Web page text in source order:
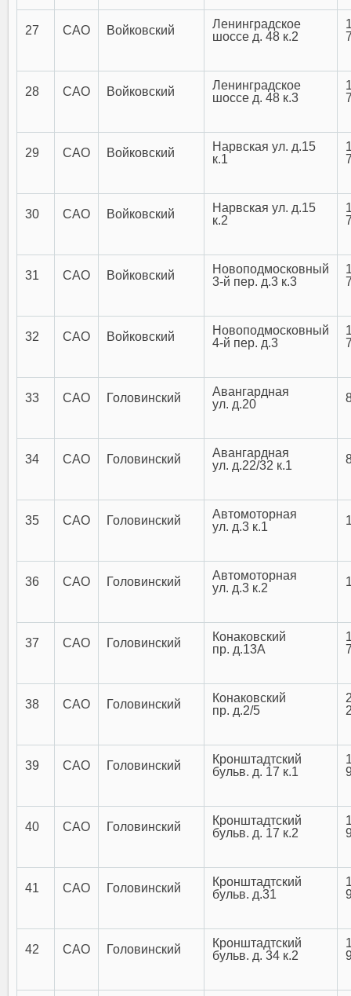
27 САО Войковский
Ленинградское
шоссе д. 48 к.2
28 САО Войковский
Ленинградское
шоссе д. 48 к.3
29 САО Войковский
Нарвская ул. д.15
к.1
30 САО Войковский
Нарвская ул. д.15
к.2
31 САО Войковский
Новоподмосковный
3-й пер. д.3 к.3
32 САО Войковский
Новоподмосковный
4-й пер. д.3
33 САО Головинский
Авангардная
ул. д.20
34 САО Головинский
Авангардная
ул. д.22/32 к.1
35 САО Головинский
Автомоторная
ул. д.3 к.1
36 САО Головинский
Автомоторная
ул. д.3 к.2
37 САО Головинский
Конаковский
пр. д.13А
38 САО Головинский
Конаковский
пр. д.2/5
39 САО Головинский
Кронштадтский
бульв. д. 17 к.1
40 САО Головинский
Кронштадтский
бульв. д. 17 к.2
41 САО Головинский
Кронштадтский
бульв. д.31
42 САО Головинский
Кронштадтский
бульв. д. 34 к.2